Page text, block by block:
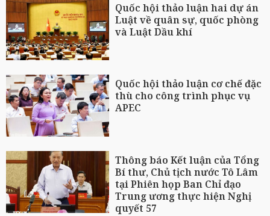
Quốc hội thảo luận hai dự án
Luật về quân sự, quốc phòng
và Luật Dầu khí
Quốc hội thảo luận cơ chế đặc
thù cho công trình phục vụ
APEC
Thông báo Kết luận của Tổng
Bí thư, Chủ tịch nước Tô Lâm
tại Phiên họp Ban Chỉ đạo
Trung ương thực hiện Nghị
quyết 57